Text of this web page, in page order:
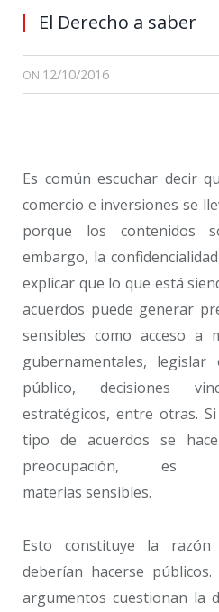
El Derecho a saber
ON 12/10/2016
Es común escuchar decir
comercio e inversiones se
porque los contenidos
embargo, la
explicar que lo que está
acuerdos puede generar
sensibles como acceso a
gubernamentales,
público, decisiones
estratégicos, entre otras.
tipo de acuerdos se
preocupación, es
materias sensibles.
Esto constituye la
deberían hacerse
argumentos cuestionan la